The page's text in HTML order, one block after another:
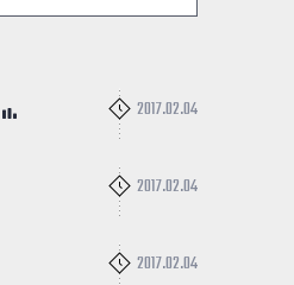
2017.02.04
2017.02.04
2017.02.04